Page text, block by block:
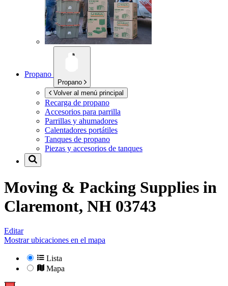
Propano
Propano
Volver al menú principal
Recarga de propano
Accesorios para parrilla
Parrillas y ahumadores
Calentadores portátiles
Tanques de propano
Piezas y accesorios de tanques
Moving & Packing Supplies in
Claremont, NH 03743
Editar
Mostrar ubicaciones en el mapa
Lista
Mapa